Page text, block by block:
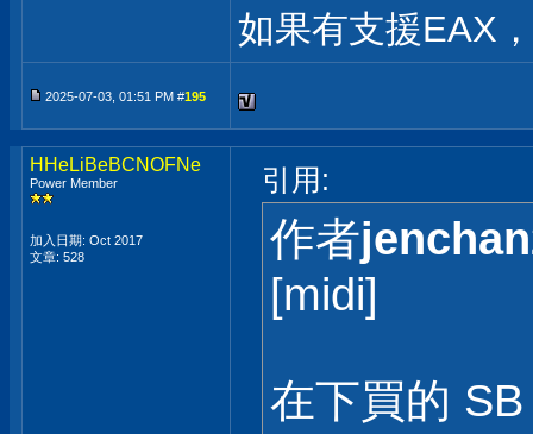
如果有支援EAX
2025-07-03, 01:51 PM #195
HHeLiBeBCNOFNe
Power Member
加入日期: Oct 2017
文章: 528
引用:
作者
[midi]
在下買的